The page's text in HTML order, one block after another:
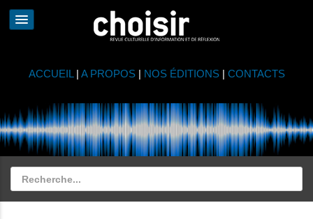
ACCUEIL | A PROPOS| NOS ÉDITIONS| CONTACTS